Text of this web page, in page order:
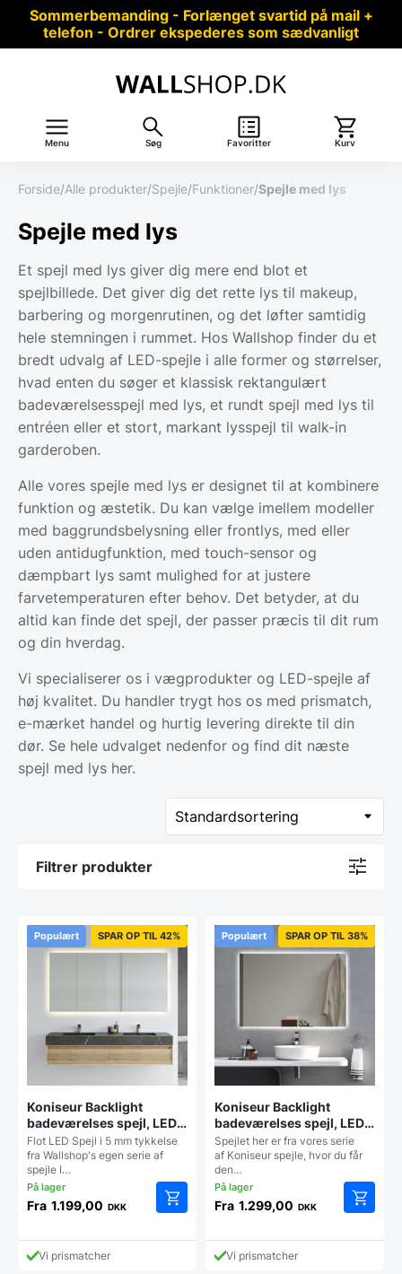
Sommerbemanding - Forlænget svartid på mail +
telefon - Ordrer ekspederes som sædvanligt
Menu Søg Favoritter Kurv
Forside/Alle produkter/Spejle/Funktioner/Spejle med lys
Spejle med lys
Et spejl med lys giver dig mere end blot et
spejlbillede. Det giver dig det rette lys til makeup,
barbering og morgenrutinen, og det løfter samtidig
hele stemningen i rummet. Hos Wallshop finder du et
bredt udvalg af LED-spejle i alle former og størrelser,
hvad enten du søger et klassisk rektangulært
badeværelsesspejl med lys, et rundt spejl med lys til
entréen eller et stort, markant lysspejl til walk-in
garderoben.
Alle vores spejle med lys er designet til at kombinere
funktion og æstetik. Du kan vælge imellem modeller
med baggrundsbelysning eller frontlys, med eller
uden antidugfunktion, med touch-sensor og
dæmpbart lys samt mulighed for at justere
farvetemperaturen efter behov. Det betyder, at du
altid kan finde det spejl, der passer præcis til dit rum
og din hverdag.
Vi specialiserer os i vægprodukter og LED-spejle af
høj kvalitet. Du handler trygt hos os med prismatch,
e-mærket handel og hurtig levering direkte til din
dør. Se hele udvalget nedenfor og find dit næste
spejl med lys her.
Filtrer produkter
Populært SPAR OP TIL 42%
Koniseur Backlight
badeværelses spejl, LED –
lampeudtag – Antidug
Flot LED Spejl i 5 mm tykkelse
fra Wallshop's egen serie af
spejle I…
Fra 1.199,00 DKK
vare
Vi prismatcher
Populært SPAR OP TIL 38%
Koniseur Backlight
badeværelses spejl, LED,
Antidug og Touchsensor
Spejlet her er fra vores serie
af Koniseur spejle, hvor du får
den…
Fra 1.299,00 DKK
vare
Vi prismatcher